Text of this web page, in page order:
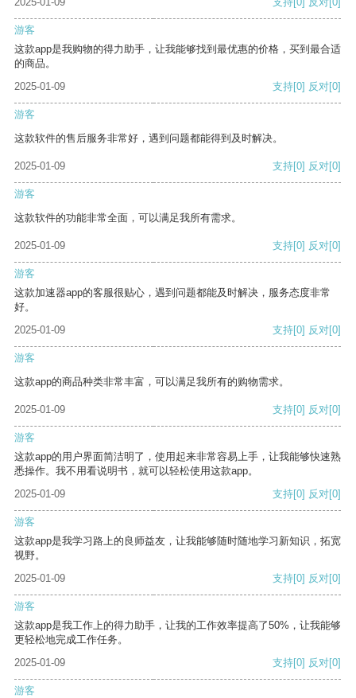
游客
这款app是我购物的得力助手，让我能够找到最优惠的价格，买到最合适
的商品。
2025-01-09
支持[0] 反对[0]
游客
这款软件的售后服务非常好，遇到问题都能得到及时解决。
2025-01-09 支持[0] 反对[0]
游客
这款软件的功能非常全面，可以满足我所有需求。
2025-01-09 支持[0] 反对[0]
游客
这款加速器app的客服很贴心，遇到问题都能及时解决，服务态度非常
好。
2025-01-09
支持[0] 反对[0]
游客
这款app的商品种类非常丰富，可以满足我所有的购物需求。
2025-01-09 支持[0] 反对[0]
游客
这款app的用户界面简洁明了，使用起来非常容易上手，让我能够快速熟
悉操作。我不用看说明书，就可以轻松使用这款app。
2025-01-09
支持[0] 反对[0]
游客
这款app是我学习路上的良师益友，让我能够随时随地学习新知识，拓宽
视野。
2025-01-09
支持[0] 反对[0]
游客
这款app是我工作上的得力助手，让我的工作效率提高了50%，让我能够
更轻松地完成工作任务。
2025-01-09
支持[0] 反对[0]
游客